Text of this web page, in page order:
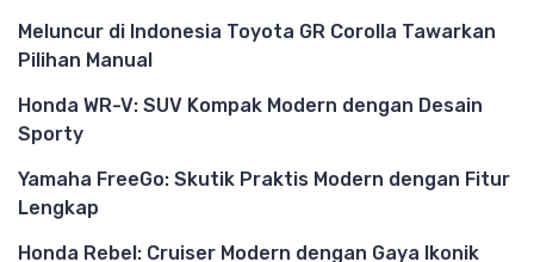
Meluncur di Indonesia Toyota GR Corolla Tawarkan
Pilihan Manual
Honda WR-V: SUV Kompak Modern dengan Desain
Sporty
Yamaha FreeGo: Skutik Praktis Modern dengan Fitur
Lengkap
Honda Rebel: Cruiser Modern dengan Gaya Ikonik